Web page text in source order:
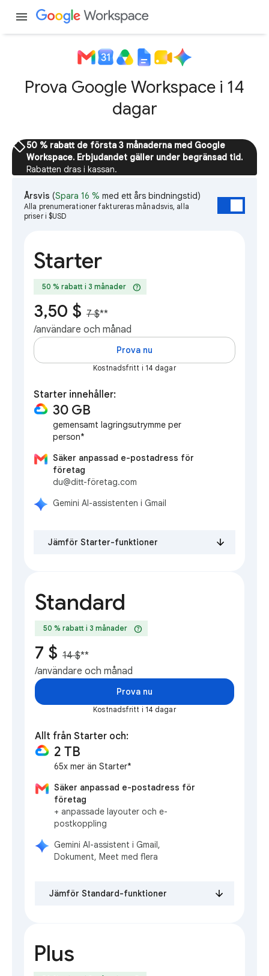
menu
Prova Google Workspace i 14
dagar
sell50 % rabatt de första 3 månaderna med Google
Workspace. Erbjudandet gäller under begränsad tid.
Rabatten dras i kassan.
Årsvis (Spara 16 % med ett års bindningstid)
Alla prenumerationer faktureras månadsvis, alla
priser i $USD
Starter
50 % rabatt i 3 månader help
3,50 $ 7 $**
/användare och månad
Prova nu
Kostnadsfritt i 14 dagar
Starter innehåller:
30 GB
gemensamt lagringsutrymme per
person*
Säker anpassad e-postadress för
företag
du@ditt-företag.com
Gemini AI-assistenten i Gmail
Jämför Starter-funktioner
Standard
50 % rabatt i 3 månader help
7 $ 14 $**
/användare och månad
Prova nu
Kostnadsfritt i 14 dagar
Allt från Starter och:
2 TB
65x mer än Starter*
Säker anpassad e-postadress för
företag
+ anpassade layouter och e-
postkoppling
Gemini AI-assistent i Gmail,
Dokument, Meet med flera
Jämför Standard-funktioner
Plus